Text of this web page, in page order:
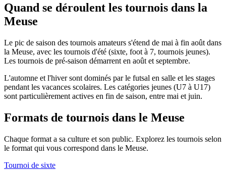
Quand se déroulent les tournois dans la
Meuse
Le pic de saison des tournois amateurs s'étend de mai à fin août dans
la Meuse, avec les tournois d'été (sixte, foot à 7, tournois jeunes).
Les tournois de pré-saison démarrent en août et septembre.
L'automne et l'hiver sont dominés par le futsal en salle et les stages
pendant les vacances scolaires. Les catégories jeunes (U7 à U17)
sont particulièrement actives en fin de saison, entre mai et juin.
Formats de tournois dans le Meuse
Chaque format a sa culture et son public. Explorez les tournois selon
le format qui vous correspond dans le Meuse.
Tournoi de sixte